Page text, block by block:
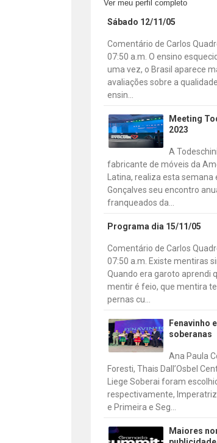
Ver meu perfil completo
Sábado 12/11/05
Comentário de Carlos
07:50 a.m. O ensino
uma vez, o Brasil aparece
avaliações sobre a
ensin...
Meeting
2023
A
fabricante de móveis da
Latina, realiza esta semana
Gonçalves seu encontro
franqueados da...
Programa dia 15/11/05
Comentário de Carlos
07:50 a.m. Existe mentiras
Quando era garoto aprendi
mentir é feio, que mentira
pernas cu...
Fenavinho
soberanas
Ana Paula
Foresti, Thais Dall’Osbel
Liege Soberai foram
respectivamente,
e Primeira e Seg...
Maiores